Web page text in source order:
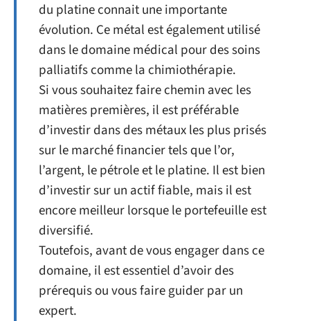
du platine connait une importante
évolution. Ce métal est également utilisé
dans le domaine médical pour des soins
palliatifs comme la chimiothérapie.
Si vous souhaitez faire chemin avec les
matières premières, il est préférable
d’investir dans des métaux les plus prisés
sur le marché financier tels que l’or,
l’argent, le pétrole et le platine. Il est bien
d’investir sur un actif fiable, mais il est
encore meilleur lorsque le portefeuille est
diversifié.
Toutefois, avant de vous engager dans ce
domaine, il est essentiel d’avoir des
prérequis ou vous faire guider par un
expert.